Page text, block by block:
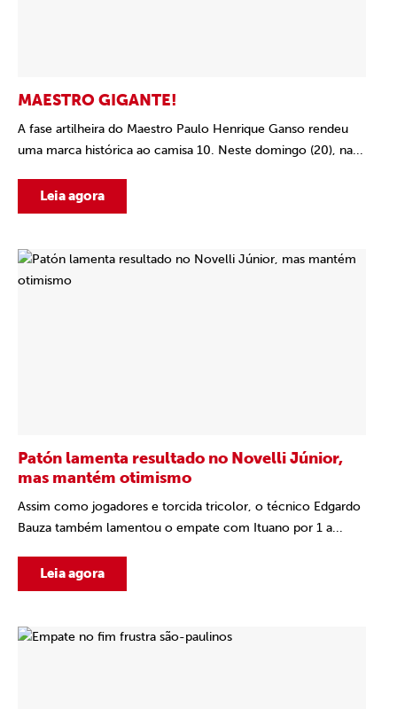
MAESTRO GIGANTE!
A fase artilheira do Maestro Paulo Henrique Ganso rendeu
uma marca histórica ao camisa 10. Neste domingo (20), na...
Leia agora
Patón lamenta resultado no Novelli Júnior,
mas mantém otimismo
Assim como jogadores e torcida tricolor, o técnico Edgardo
Bauza também lamentou o empate com Ituano por 1 a...
Leia agora